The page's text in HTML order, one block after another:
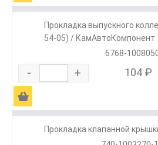
Прокладка выпускного
54-05) / КамАвтоКомпонент
6768-
- + 104 ₽
Ä
Прокладка клапанной